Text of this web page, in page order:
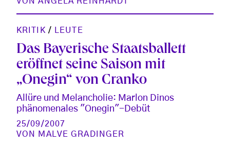
KRITIK / LEUTE
Das Bayerische Staatsballett
eröffnet seine Saison mit
„Onegin“ von Cranko
Allüre und Melancholie: Marlon Dinos
phänomenales "Onegin"-Debüt
25/09/2007
VON MALVE GRADINGER